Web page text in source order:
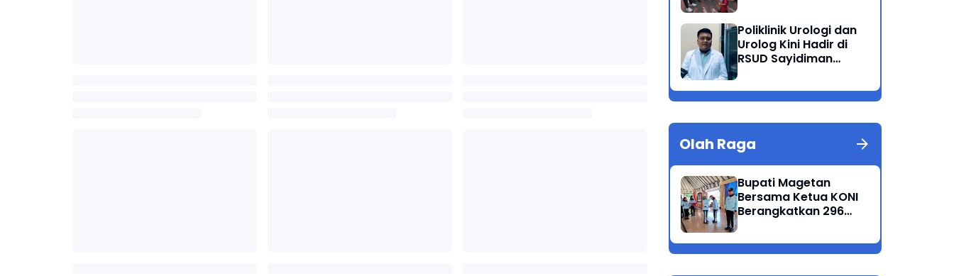
Poliklinik Urologi dan
Urolog Kini Hadir di
RSUD Sayidiman
Olah Raga
Bupati Magetan
Bersama Ketua KONI
Berangkatkan 296
Jatim 2025